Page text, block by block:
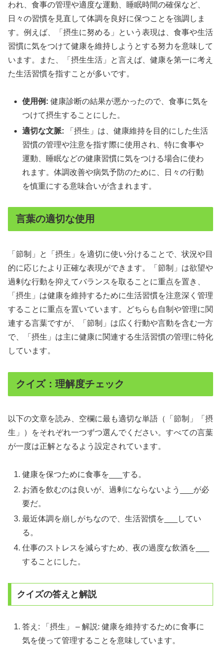
われ、食事の管理や適度な運動、睡眠時間の確保など、
日々の習慣を見直して体調を良好に保つことを強調しま
す。例えば、「摂生に努める」という表現は、食事や生活
習慣に気をつけて健康を維持しようとする努力を意味して
います。また、「摂生生活」と言えば、健康を第一に考え
た生活習慣を指すことが多いです。
使用例: 健康診断の結果が悪かったので、食事に気を
つけて摂生することにした。
適切な文脈: 「摂生」は、健康維持を目的にした生活
習慣の管理や注意を指す際に使用され、特に食事や
運動、睡眠などの健康習慣に気をつける場合に使わ
れます。体調改善や病気予防のために、日々の行動
を慎重にする意味合いが含まれます。
言葉の適切な使用
「節制」と「摂生」を適切に使い分けることで、状況や目
的に応じたより正確な表現ができます。「節制」は欲望や
過剰な行動を抑えてバランスを取ることに重点を置き、
「摂生」は健康を維持するために生活習慣を注意深く管理
することに重点を置いています。どちらも自制や管理に関
連する言葉ですが、「節制」は広く行動や言動を含む一方
で、「摂生」は主に健康に関連する生活習慣の管理に特化
しています。
クイズ：理解度チェック
以下の文章を読み、空欄に最も適切な単語（「節制」「摂
生」）をそれぞれ一つずつ選んでください。すべての言葉
が一度は正解となるよう設定されています。
健康を保つために食事を___する。
お酒を飲むのは良いが、過剰にならないよう___が必
要だ。
最近体調を崩しがちなので、生活習慣を___してい
る。
仕事のストレスを減らすため、夜の過度な飲酒を___
することにした。
クイズの答えと解説
答え: 「摂生」 – 解説: 健康を維持するために食事に
気を使って管理することを意味しています。